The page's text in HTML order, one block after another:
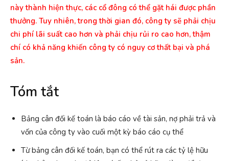
này thành hiện thực, các cổ đông có thể gặt hái được phần
thưởng. Tuy nhiên, trong thời gian đó, công ty sẽ phải chịu
chi phí lãi suất cao hơn và phải chịu rủi ro cao hơn, thậm
chí có khả năng khiến công ty có nguy cơ thất bại và phá
sản.
Tóm tắt
Bảng cân đối kế toán là báo cáo về tài sản, nợ phải trả và
vốn của công ty vào cuối một kỳ báo cáo cụ thể
Từ bảng cân đối kế toán, bạn có thể rút ra các tỷ lệ hữu